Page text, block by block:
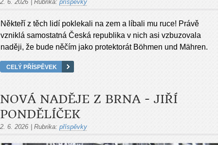
2. 6. 2026 Rubrika: příspěvky
Někteří z těch lidí poklekali na zem a líbali mu ruce! Právě
vzniklá samostatná Česká republika v nich asi vzbuzovala
naději, že bude něčím jako protektorát Böhmen und Mähren.
CELÝ PŘÍSPĚVEK
NOVÁ NADĚJE Z BRNA - JIŘÍ
PONDĚLÍČEK
2. 6. 2026 Rubrika: příspěvky